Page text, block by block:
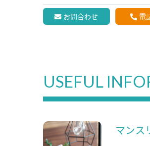
お問合わせ 電
USEFUL
マンス